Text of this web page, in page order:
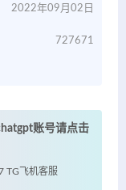
2022年09月02日
727671
账号请点击
TG飞机客服